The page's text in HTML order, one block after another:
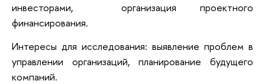
инвесторами, организация проектного
финансирования.
Интересы для исследования: выявление проблем в
управлении организаций, планирование будущего
компаний.